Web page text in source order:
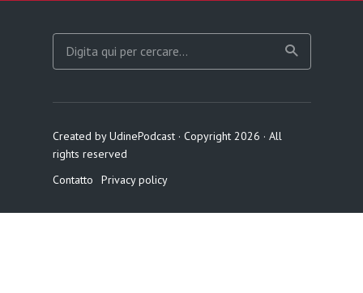
Created by UdinePodcast · Copyright 2026 · All
rights reserved
Contatto
Privacy policy